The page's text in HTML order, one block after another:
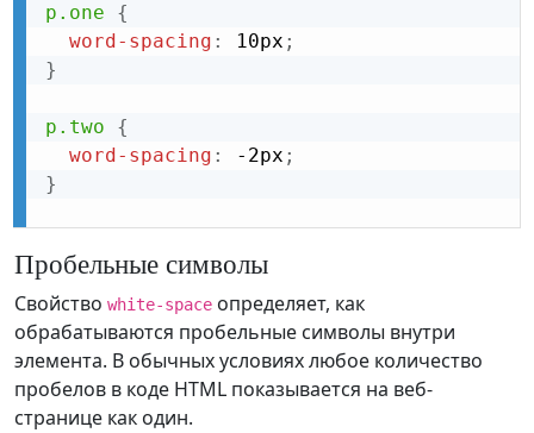
p.one
{
word-spacing : 10px ;
}
p.two
{
word-spacing : -2px ;
}
Пробельные символы
Свойство white-space определяет, как
обрабатываются пробельные символы внутри
элемента. В обычных условиях любое количество
пробелов в коде HTML показывается на веб-
странице как один.